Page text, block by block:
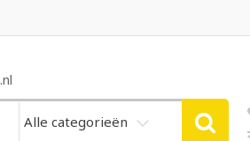
Alle categorieën